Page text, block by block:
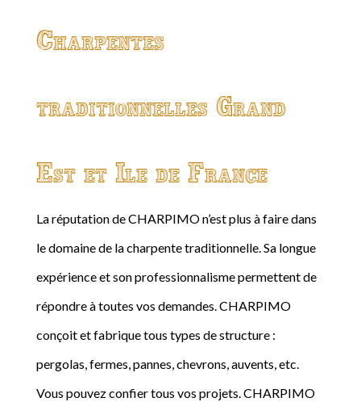
Charpentes
traditionnelles Grand
Est et Ile de France
La réputation de CHARPIMO n’est plus à faire dans
le domaine de la charpente traditionnelle. Sa longue
expérience et son professionnalisme permettent de
répondre à toutes vos demandes. CHARPIMO
conçoit et fabrique tous types de structure :
pergolas, fermes, pannes, chevrons, auvents, etc.
Vous pouvez confier tous vos projets. CHARPIMO